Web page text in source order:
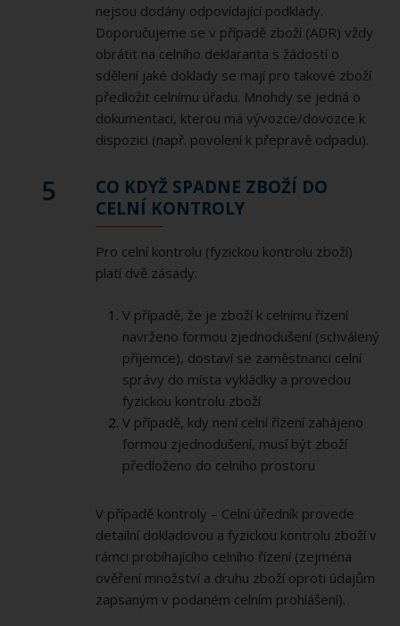
nejsou dodány odpovídající podklady.
Doporučujeme se v případě zboží (ADR) vždy
obrátit na celního deklaranta s žádostí o
sdělení jaké doklady se mají pro takové zboží
předložit celnímu úřadu. Mnohdy se jedná o
dokumentaci, kterou má vývozce/dovozce k
dispozici (např. povolení k přepravě odpadu).
5
CO KDYŽ SPADNE ZBOŽÍ DO
CELNÍ KONTROLY
Pro celní kontrolu (fyzickou kontrolu zboží)
platí dvě zásady:
V případě, že je zboží k celnímu řízení
navrženo formou zjednodušení (schválený
příjemce), dostaví se zaměstnanci celní
správy do místa vykládky a provedou
fyzickou kontrolu zboží
V případě, kdy není celní řízení zahájeno
formou zjednodušení, musí být zboží
předloženo do celního prostoru
V případě kontroly – Celní úředník provede
detailní dokladovou a fyzickou kontrolu zboží v
rámci probíhajícího celního řízení (zejména
ověření množství a druhu zboží oproti údajům
zapsaným v podaném celním prohlášení).